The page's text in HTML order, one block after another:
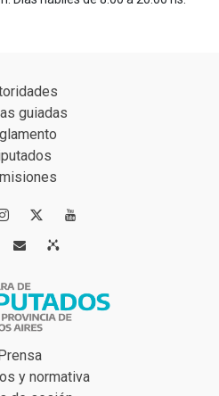
guiadas

 
Prensa
y normativa